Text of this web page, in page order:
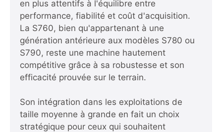
en plus attentifs à l'équilibre entre
performance, fiabilité et coût d'acquisition.
La S760, bien qu'appartenant à une
génération antérieure aux modèles S780 ou
S790, reste une machine hautement
compétitive grâce à sa robustesse et son
efficacité prouvée sur le terrain.
Son intégration dans les exploitations de
taille moyenne à grande en fait un choix
stratégique pour ceux qui souhaitent